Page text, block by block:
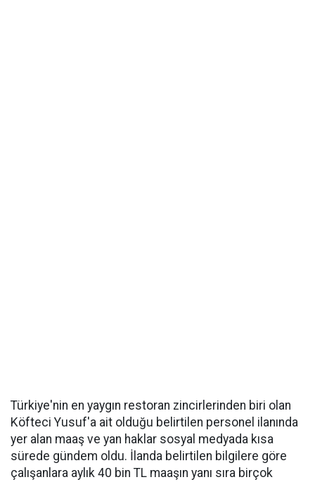
Türkiye'nin en yaygın restoran zincirlerinden biri olan
Köfteci Yusuf'a ait olduğu belirtilen personel ilanında
yer alan maaş ve yan haklar sosyal medyada kısa
sürede gündem oldu. İlanda belirtilen bilgilere göre
çalışanlara aylık 40 bin TL maaşın yanı sıra birçok